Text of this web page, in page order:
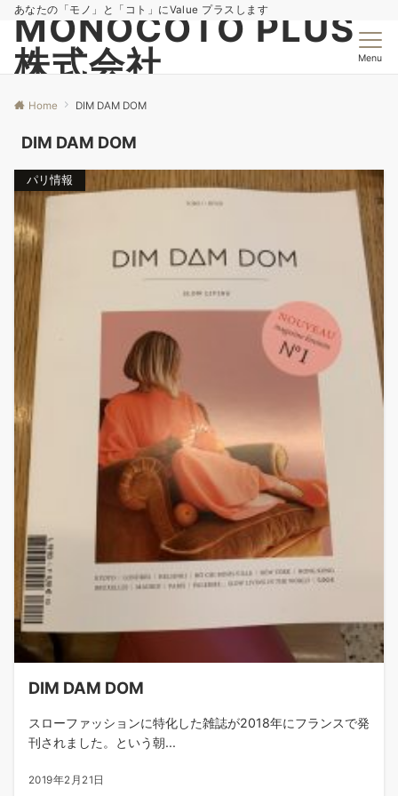
あなたの「モノ」と「コト」にValue プラスします
MONOCOTO PLUS
株式会社
Menu
Home DIM DAM DOM
DIM DAM DOM
パリ情報
DIM DAM DOM
スローファッションに特化した雑誌が2018年にフランスで発
刊されました。という朝...
2019年2月21日